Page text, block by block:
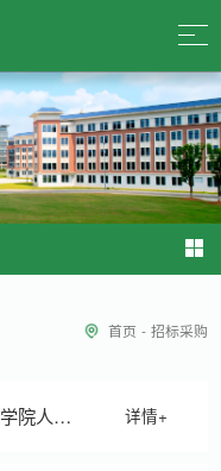
首页 - 招标采购
院人体 详情+